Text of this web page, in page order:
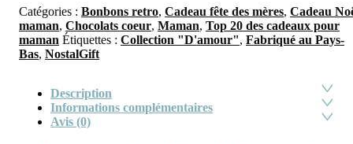
Catégories : Bonbons retro, Cadeau fête des mères, Cadeau
maman, Chocolats coeur, Maman, Top 20 des cadeaux pour
maman Étiquettes : Collection "D'amour", Fabriqué au Pays-
Bas, NostalGift
Description
Informations complémentaires
Avis (0)